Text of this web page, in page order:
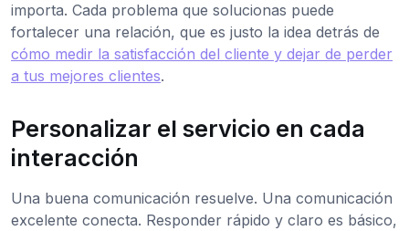
importa. Cada problema que solucionas puede
fortalecer una relación, que es justo la idea detrás de
cómo medir la satisfacción del cliente y dejar de perder
a tus mejores clientes.
Personalizar el servicio en cada
interacción
Una buena comunicación resuelve. Una comunicación
excelente conecta. Responder rápido y claro es básico,